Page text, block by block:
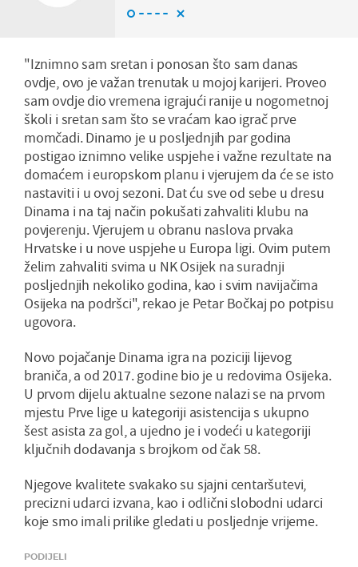
"Iznimno sam sretan i ponosan što sam danas
ovdje, ovo je važan trenutak u mojoj karijeri. Proveo
sam ovdje dio vremena igrajući ranije u nogometnoj
školi i sretan sam što se vraćam kao igrač prve
momčadi. Dinamo je u posljednjih par godina
postigao iznimno velike uspjehe i važne rezultate na
domaćem i europskom planu i vjerujem da će se isto
nastaviti i u ovoj sezoni. Dat ću sve od sebe u dresu
Dinama i na taj način pokušati zahvaliti klubu na
povjerenju. Vjerujem u obranu naslova prvaka
Hrvatske i u nove uspjehe u Europa ligi. Ovim putem
želim zahvaliti svima u NK Osijek na suradnji
posljednjih nekoliko godina, kao i svim navijačima
Osijeka na podršci", rekao je Petar Bočkaj po potpisu
ugovora.
Novo pojačanje Dinama igra na poziciji lijevog
braniča, a od 2017. godine bio je u redovima Osijeka.
U prvom dijelu aktualne sezone nalazi se na prvom
mjestu Prve lige u kategoriji asistencija s ukupno
šest asista za gol, a ujedno je i vodeći u kategoriji
ključnih dodavanja s brojkom od čak 58.
Njegove kvalitete svakako su sjajni centaršutevi,
precizni udarci izvana, kao i odlični slobodni udarci
koje smo imali prilike gledati u posljednje vrijeme.
PODIJELI